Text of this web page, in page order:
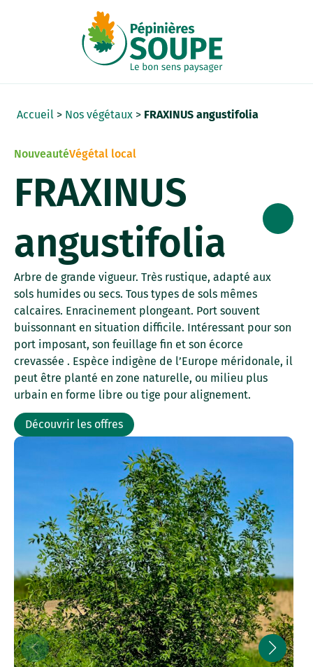
Accueil > Nos végétaux > FRAXINUS angustifolia
NouveautéVégétal local
FRAXINUS
angustifolia
Arbre de grande vigueur. Très rustique, adapté aux
sols humides ou secs. Tous types de sols mêmes
calcaires. Enracinement plongeant. Port souvent
buissonnant en situation difficile. Intéressant pour son
port imposant, son feuillage fin et son écorce
crevassée . Espèce indigène de l’Europe méridonale, il
peut être planté en zone naturelle, ou milieu plus
urbain en forme libre ou tige pour alignement.
Découvrir les offres